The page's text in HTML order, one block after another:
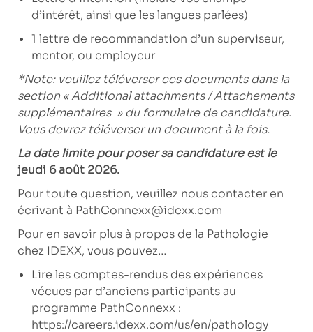
d’intérêt, ainsi que les langues parlées)
1 lettre de recommandation d’un superviseur,
mentor, ou employeur
*Note: veuillez téléverser ces documents dans la
section « Additional attachments / Attachements
supplémentaires »du formulaire de candidature.
Vous devrez téléverser un document à la fois.
La date limite pour poser sa candidature est le
jeudi 6 août 2026.
Pour toute question, veuillez nous contacter en
écrivant à PathConnexx@idexx.com
Pour en savoir plus à propos de la Pathologie
chez IDEXX, vous pouvez…
Lire les comptes-rendus des expériences
vécues par d’anciens participants au
programme PathConnexx :
https://careers.idexx.com/us/en/pathology